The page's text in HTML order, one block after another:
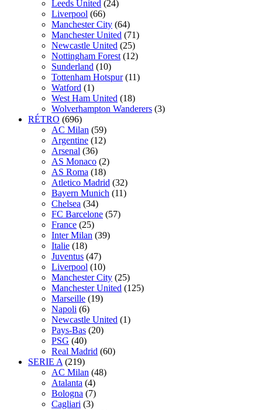
Leeds United (24)
Liverpool (66)
Manchester City (64)
Manchester United (71)
Newcastle United (25)
Nottingham Forest (12)
Sunderland (10)
Tottenham Hotspur (11)
Watford (1)
West Ham United (18)
Wolverhampton Wanderers (3)
RÉTRO (696)
AC Milan (59)
Argentine (12)
Arsenal (36)
AS Monaco (2)
AS Roma (18)
Atletico Madrid (32)
Bayern Munich (11)
Chelsea (34)
FC Barcelone (57)
France (25)
Inter Milan (39)
Italie (18)
Juventus (47)
Liverpool (10)
Manchester City (25)
Manchester United (125)
Marseille (19)
Napoli (6)
Newcastle United (1)
Pays-Bas (20)
PSG (40)
Real Madrid (60)
SERIE A (219)
AC Milan (48)
Atalanta (4)
Bologna (7)
Cagliari (3)